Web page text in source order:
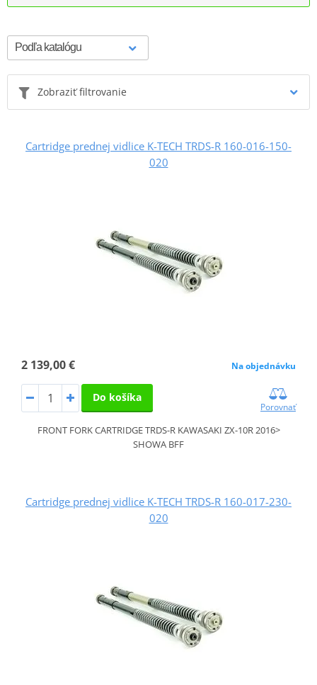
Zobraziť filtrovanie
Cartridge prednej vidlice K-TECH TRDS-R 160-016-150-
020
2 139,00 € Na objednávku
Do košíka
Porovnať
FRONT FORK CARTRIDGE TRDS-R KAWASAKI ZX-10R 2016>
SHOWA BFF
Cartridge prednej vidlice K-TECH TRDS-R 160-017-230-
020